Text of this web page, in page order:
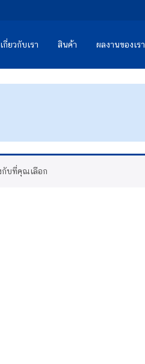
เกี่ยวกับเรา สินค้า ผลงานของเรา
กับที่คุณเลือก